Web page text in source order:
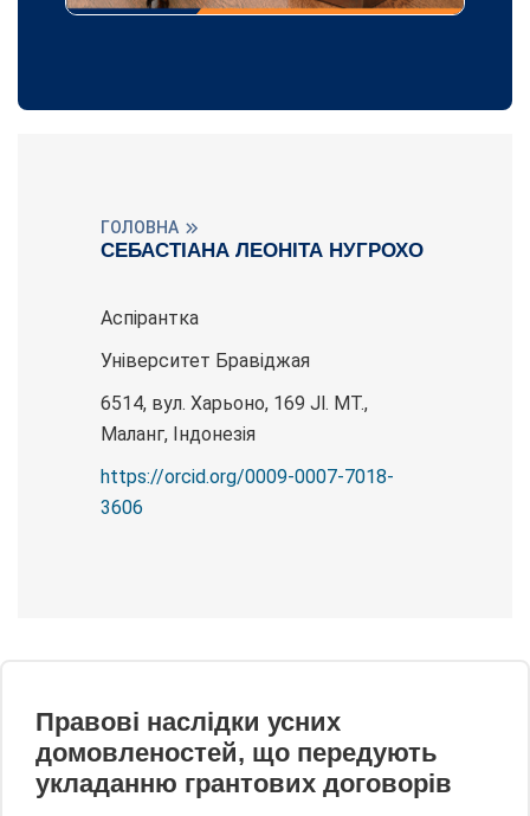
ГОЛОВНА
СЕБАСТІАНА ЛЕОНІТА НУГРОХО
Аспірантка
Університет Бравіджая
6514, вул. Харьоно, 169 Jl. MT.,
Маланг, Індонезія
https://orcid.org/0009-0007-7018-
3606
Правові наслідки усних
домовленостей, що передують
укладанню грантових договорів